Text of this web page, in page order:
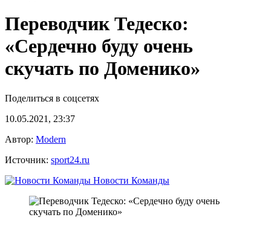
Переводчик Тедеско:
«Сердечно буду очень
скучать по Доменико»
Поделиться в соцсетях
10.05.2021, 23:37
Автор: Modern
Источник: sport24.ru
Новости Команды